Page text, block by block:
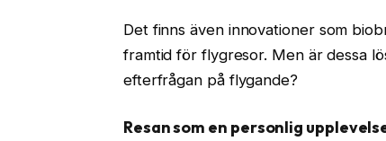
Det finns även innovationer som
framtid för flygresor. Men är dessa
efterfrågan på flygande?
Resan som en personlig